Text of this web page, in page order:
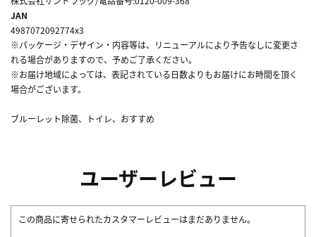
JAN
4987072092774x3
※パッケージ・デザイン・内容等は、リニューアルにより予告なしに変更さ
れる場合がありますので、予めご了承ください。
※お届け地域によっては、表記されている日数よりもお届けにお時間を頂く
場合がございます。
ブルーレット除菌、トイレ、おすすめ
ユーザーレビュー
この商品に寄せられたカスタマーレビューはまだありません。